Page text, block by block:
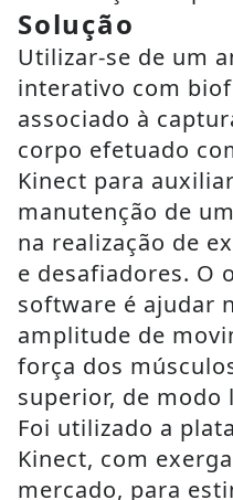
Solução
Utilizar-se de um
interativo com
associado à
corpo efetuado
Kinect para
manutenção de
na realização de
e desafiadores. O
software é ajudar
amplitude de
força dos
superior, de modo
Foi utilizado a
Kinect, com
mercado, para